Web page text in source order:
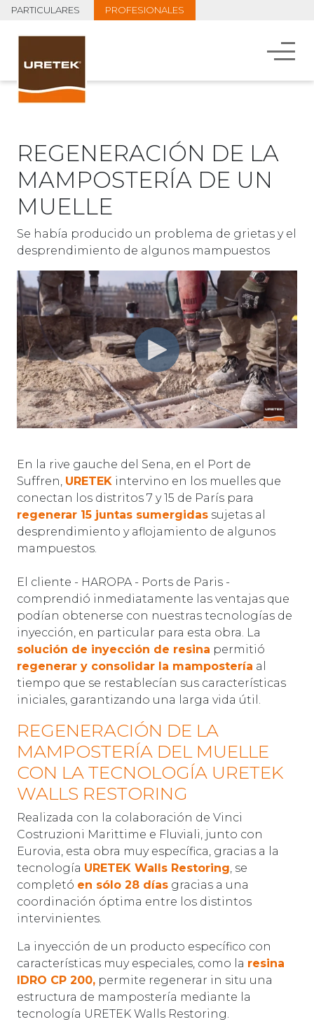
PARTICULARES PROFESIONALES
REGENERACIÓN DE LA
MAMPOSTERÍA DE UN
MUELLE
Se había producido un problema de grietas y el
desprendimiento de algunos mampuestos
En la rive gauche del Sena, en el Port de
Suffren, URETEK intervino en los muelles que
conectan los distritos 7 y 15 de París para
regenerar 15 juntas sumergidas sujetas al
desprendimiento y aflojamiento de algunos
mampuestos.
El cliente - HAROPA - Ports de Paris -
comprendió inmediatamente las ventajas que
podían obtenerse con nuestras tecnologías de
inyección, en particular para esta obra. La
solución de inyección de resina permitió
regenerar y consolidar la mampostería al
tiempo que se restablecían sus características
iniciales, garantizando una larga vida útil.
REGENERACIÓN DE LA
MAMPOSTERÍA DEL MUELLE
CON LA TECNOLOGÍA URETEK
WALLS RESTORING
Realizada con la colaboración de Vinci
Costruzioni Marittime e Fluviali, junto con
Eurovia, esta obra muy específica, gracias a la
tecnología URETEK Walls Restoring, se
completó en sólo 28 días gracias a una
coordinación óptima entre los distintos
intervinientes.
La inyección de un producto específico con
características muy especiales, como la resina
IDRO CP 200, permite regenerar in situ una
estructura de mampostería mediante la
tecnología URETEK Walls Restoring.